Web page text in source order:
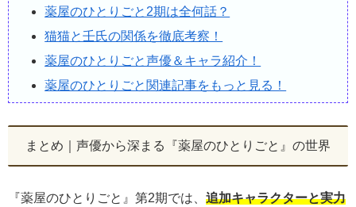
薬屋のひとりごと2期は全何話？
猫猫と壬氏の関係を徹底考察！
薬屋のひとりごと声優＆キャラ紹介！
薬屋のひとりごと関連記事をもっと見る！
まとめ｜声優から深まる『薬屋のひとりごと』の世界
『薬屋のひとりごと』第2期では、 追加キャラクターと実力